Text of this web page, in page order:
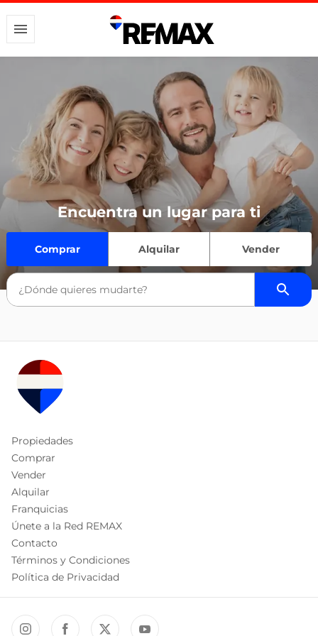
Encuentra un lugar para ti
Comprar Alquilar Vender
Propiedades
Comprar
Vender
Alquilar
Franquicias
Únete a la Red REMAX
Contacto
Términos y Condiciones
Política de Privacidad